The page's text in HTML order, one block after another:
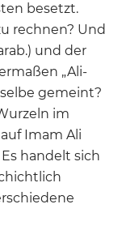
besetzt.
rechnen? Und
und der
„Ali-
gemeint?
im
Imam Ali
handelt sich